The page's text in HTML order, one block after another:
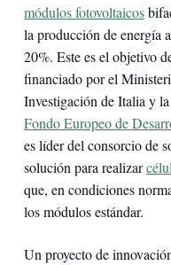
módulos fotovoltaicos
la producción de energía
20%. Este es el objetivo
financiado por el
Investigación de Italia y
Fondo Europeo de
es líder del consorcio de
solución para realizar
que, en condiciones
los módulos estándar.
Un proyecto de